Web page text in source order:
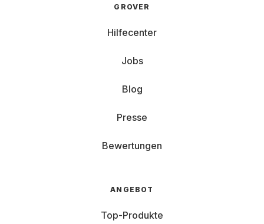
GROVER
Hilfecenter
Jobs
Blog
Presse
Bewertungen
ANGEBOT
Top-Produkte